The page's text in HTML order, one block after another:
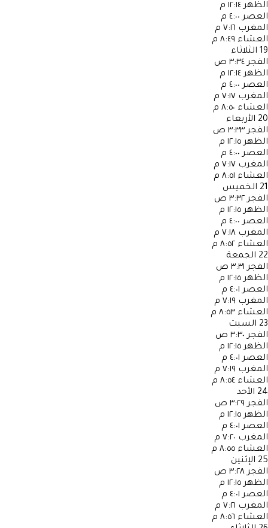
الظهر ١٢:١٤ م
العصر ٤:٠٠ م
المغرب ٧:١٦ م
العشاء ٨:٤٩ م
19 الثلاثاء
الفجر ٣:٣٤ ص
الظهر ١٢:١٤ م
العصر ٤:٠٠ م
المغرب ٧:١٧ م
العشاء ٨:٥٠ م
20 الأربعاء
الفجر ٣:٣٣ ص
الظهر ١٢:١٥ م
العصر ٤:٠٠ م
المغرب ٧:١٧ م
العشاء ٨:٥١ م
21 الخميس
الفجر ٣:٣٢ ص
الظهر ١٢:١٥ م
العصر ٤:٠٠ م
المغرب ٧:١٨ م
العشاء ٨:٥٢ م
22 الجمعة
الفجر ٣:٣١ ص
الظهر ١٢:١٥ م
العصر ٤:٠١ م
المغرب ٧:١٩ م
العشاء ٨:٥٣ م
23 السبت
الفجر ٣:٣٠ ص
الظهر ١٢:١٥ م
العصر ٤:٠١ م
المغرب ٧:١٩ م
العشاء ٨:٥٤ م
24 الأحد
الفجر ٣:٢٩ ص
الظهر ١٢:١٥ م
العصر ٤:٠١ م
المغرب ٧:٢٠ م
العشاء ٨:٥٥ م
25 الإثنين
الفجر ٣:٢٨ ص
الظهر ١٢:١٥ م
العصر ٤:٠١ م
المغرب ٧:٢١ م
العشاء ٨:٥٦ م